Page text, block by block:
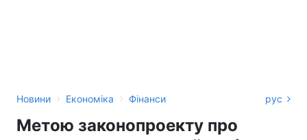
Новини › Економіка › Фінанси рус
Метою законопроекту про